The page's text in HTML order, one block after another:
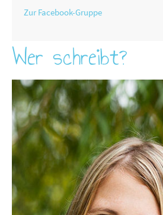
Zur Facebook-Gruppe
Wer schreibt?